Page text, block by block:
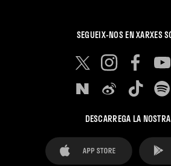
SEGUEIX-NOS EN XARXES
DESCARREGA LA